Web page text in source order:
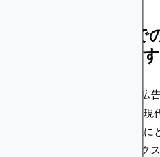
Blockchain-Adsで
ように比較されま
Blockchain-Adsは、Google広
通じてパフォーマンス広告に
もたらし、経験豊富な広告主
感的にします。AdCashがエク